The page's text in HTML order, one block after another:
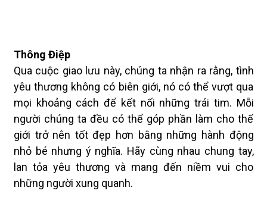
Thông Điệp
Qua cuộc giao lưu này, chúng ta nhận ra rằng, tình
yêu thương không có biên giới, nó có thể vượt qua
mọi khoảng cách để kết nối những trái tim. Mỗi
người chúng ta đều có thể góp phần làm cho thế
giới trở nên tốt đẹp hơn bằng những hành động
nhỏ bé nhưng ý nghĩa. Hãy cùng nhau chung tay,
lan tỏa yêu thương và mang đến niềm vui cho
những người xung quanh.